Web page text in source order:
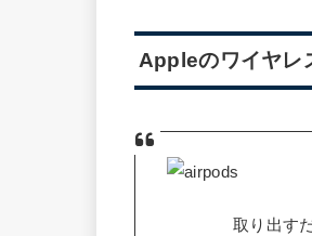
Appleのワイヤレ
取り出す